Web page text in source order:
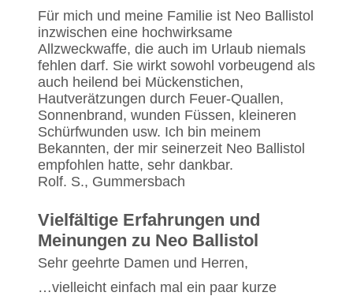
Für mich und meine Familie ist Neo Ballistol
inzwischen eine hochwirksame
Allzweckwaffe, die auch im Urlaub niemals
fehlen darf. Sie wirkt sowohl vorbeugend als
auch heilend bei Mückenstichen,
Hautverätzungen durch Feuer-Quallen,
Sonnenbrand, wunden Füssen, kleineren
Schürfwunden usw. Ich bin meinem
Bekannten, der mir seinerzeit Neo Ballistol
empfohlen hatte, sehr dankbar.
Rolf. S., Gummersbach
Vielfältige Erfahrungen und
Meinungen zu Neo Ballistol
Sehr geehrte Damen und Herren,
…vielleicht einfach mal ein paar kurze